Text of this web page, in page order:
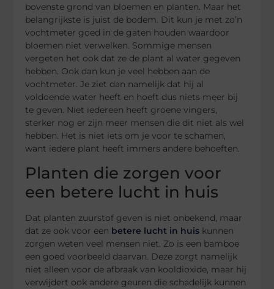
bovenste grond van bloemen en planten. Maar het
belangrijkste is juist de bodem. Dit kun je met zo’n
vochtmeter goed in de gaten houden waardoor
bloemen niet verwelken. Sommige mensen
vergeten het ook dat ze de plant al water gegeven
hebben. Ook dan kun je veel hebben aan de
vochtmeter. Je ziet dan namelijk dat hij al
voldoende water heeft en hoeft dus niets meer bij
te geven. Niet iedereen heeft groene vingers,
sterker nog er zijn meer mensen die dit niet als wel
hebben. Het is niet iets om je voor te schamen,
want iedere plant heeft immers andere behoeften.
Planten die zorgen voor
een betere lucht in huis
Dat planten zuurstof geven is niet onbekend, maar
dat ze ook voor een betere lucht in huis kunnen
zorgen weten veel mensen niet. Zo is een bamboe
een goed voorbeeld daarvan. Deze zorgt namelijk
niet alleen voor de afbraak van kooldioxide, maar hij
verwijdert ook andere geuren die schadelijk kunnen